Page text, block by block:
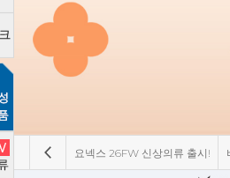
시 할인! 비트로 8월 한정 특가 세일